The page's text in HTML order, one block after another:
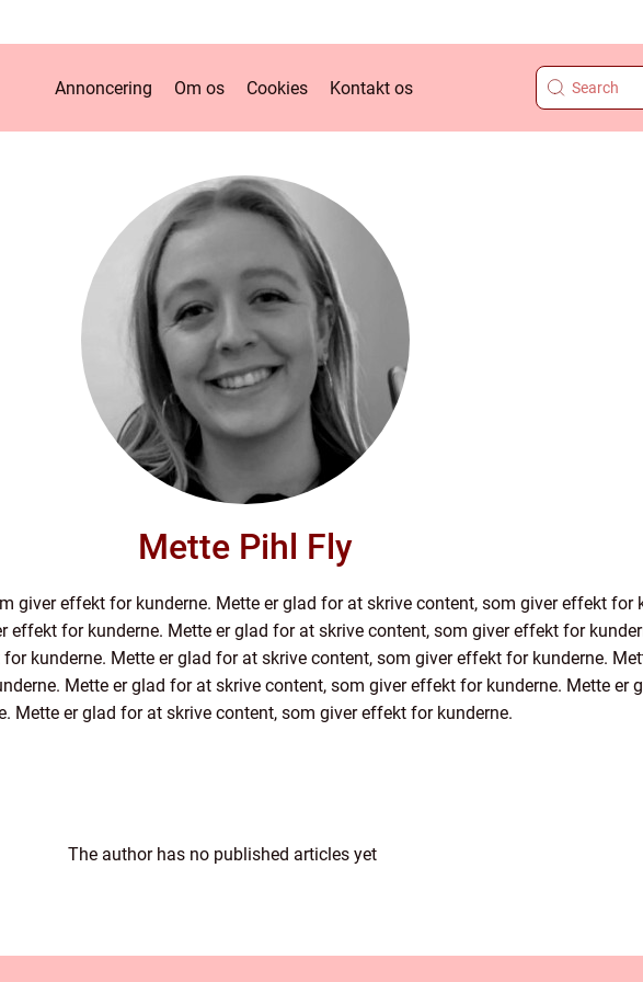
Annoncering Om os Cookies Kontakt os
Mette Pihl Fly
giver effekt for kunderne. Mette er glad for at skrive content, som giver effekt for
effekt for kunderne. Mette er glad for at skrive content, som giver effekt for
kunderne. Mette er glad for at skrive content, som giver effekt for kunderne.
Mette er glad for at skrive content, som giver effekt for kunderne. Mette er
Mette er glad for at skrive content, som giver effekt for kunderne.
The author has no published articles yet